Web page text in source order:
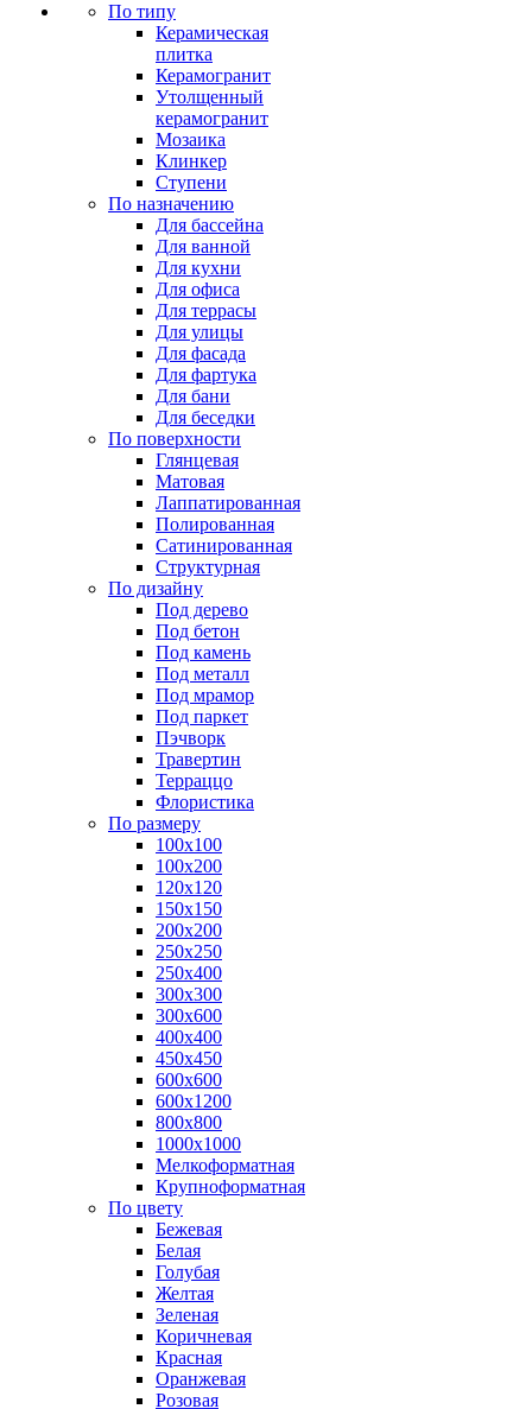
По типу
Керамическая
плитка
Керамогранит
Утолщенный
керамогранит
Мозаика
Клинкер
Ступени
По назначению
Для бассейна
Для ванной
Для кухни
Для офиса
Для террасы
Для улицы
Для фасада
Для фартука
Для бани
Для беседки
По поверхности
Глянцевая
Матовая
Лаппатированная
Полированная
Сатинированная
Структурная
По дизайну
Под дерево
Под бетон
Под камень
Под металл
Под мрамор
Под паркет
Пэчворк
Травертин
Терраццо
Флористика
По размеру
100х100
100х200
120х120
150х150
200х200
250х250
250х400
300х300
300х600
400х400
450х450
600х600
600х1200
800х800
1000х1000
Мелкоформатная
Крупноформатная
По цвету
Бежевая
Белая
Голубая
Желтая
Зеленая
Коричневая
Красная
Оранжевая
Розовая